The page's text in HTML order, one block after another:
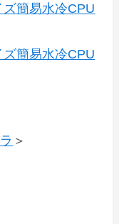
簡易水冷CPU
簡易水冷CPU
＞